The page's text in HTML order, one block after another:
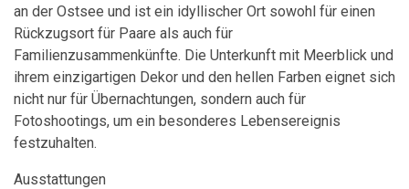
an der Ostsee und ist ein idyllischer Ort sowohl für einen
Rückzugsort für Paare als auch für
Familienzusammenkünfte. Die Unterkunft mit Meerblick und
ihrem einzigartigen Dekor und den hellen Farben eignet sich
nicht nur für Übernachtungen, sondern auch für
Fotoshootings, um ein besonderes Lebensereignis
festzuhalten.
Ausstattungen